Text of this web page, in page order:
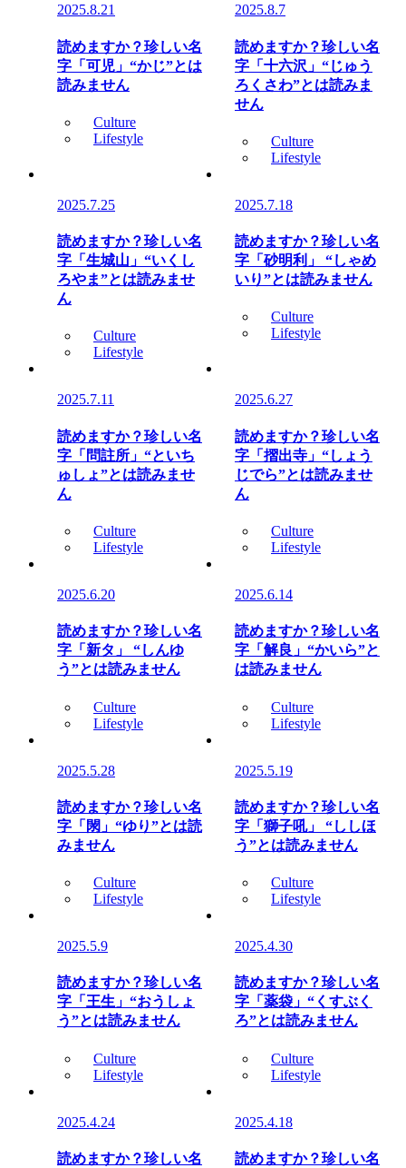
2025.8.21
読めますか？珍しい名
字「可児」“かじ”とは
読みません
Culture
Lifestyle
2025.8.7
読めますか？珍しい名
字「十六沢」“じゅう
ろくさわ”とは読みま
せん
Culture
Lifestyle
2025.7.25
読めますか？珍しい名
字「生城山」“いくし
ろやま”とは読みませ
ん
Culture
Lifestyle
2025.7.18
読めますか？珍しい名
字「砂明利」 “しゃめ
いり”とは読みません
Culture
Lifestyle
2025.7.11
読めますか？珍しい名
字「問註所」“といち
ゅしょ”とは読みませ
ん
Culture
Lifestyle
2025.6.27
読めますか？珍しい名
字「摺出寺」“しょう
じでら”とは読みませ
ん
Culture
Lifestyle
2025.6.20
読めますか？珍しい名
字「新タ」 “しんゆ
う”とは読みません
Culture
Lifestyle
2025.6.14
読めますか？珍しい名
字「解良」“かいら”と
は読みません
Culture
Lifestyle
2025.5.28
読めますか？珍しい名
字「閖」“ゆり”とは読
みません
Culture
Lifestyle
2025.5.19
読めますか？珍しい名
字「獅子吼」 “ししほ
う”とは読みません
Culture
Lifestyle
2025.5.9
読めますか？珍しい名
字「王生」“おうしょ
う”とは読みません
Culture
Lifestyle
2025.4.30
読めますか？珍しい名
字「薬袋」“くすぶく
ろ”とは読みません
Culture
Lifestyle
2025.4.24
読めますか？珍しい名
2025.4.18
読めますか？珍しい名